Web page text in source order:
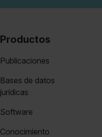
Productos
Publicaciones
Bases de datos
jurídicas
Software
Conocimiento